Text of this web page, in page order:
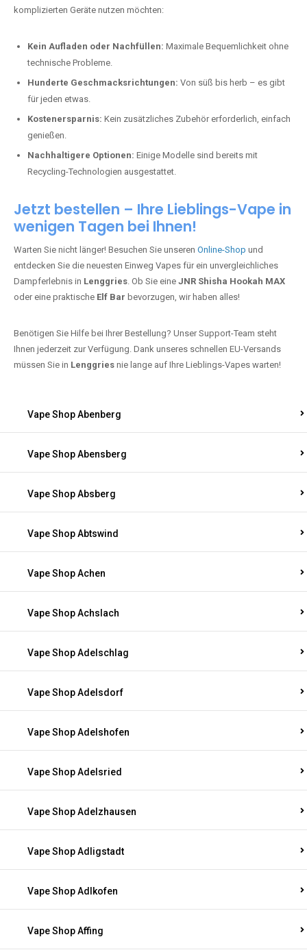
komplizierten Geräte nutzen möchten:
Kein Aufladen oder Nachfüllen: Maximale Bequemlichkeit ohne
technische Probleme.
Hunderte Geschmacksrichtungen: Von süß bis herb – es gibt
für jeden etwas.
Kostenersparnis: Kein zusätzliches Zubehör erforderlich, einfach
genießen.
Nachhaltigere Optionen: Einige Modelle sind bereits mit
Recycling-Technologien ausgestattet.
Jetzt bestellen – Ihre Lieblings-Vape in
wenigen Tagen bei Ihnen!
Warten Sie nicht länger! Besuchen Sie unseren Online-Shop und
entdecken Sie die neuesten Einweg Vapes für ein unvergleichliches
Dampferlebnis in Lenggries. Ob Sie eine JNR Shisha Hookah MAX
oder eine praktische Elf Bar bevorzugen, wir haben alles!
Benötigen Sie Hilfe bei Ihrer Bestellung? Unser Support-Team steht
Ihnen jederzeit zur Verfügung. Dank unseres schnellen EU-Versands
müssen Sie in Lenggries nie lange auf Ihre Lieblings-Vapes warten!
Vape Shop Abenberg
Vape Shop Abensberg
Vape Shop Absberg
Vape Shop Abtswind
Vape Shop Achen
Vape Shop Achslach
Vape Shop Adelschlag
Vape Shop Adelsdorf
Vape Shop Adelshofen
Vape Shop Adelsried
Vape Shop Adelzhausen
Vape Shop Adligstadt
Vape Shop Adlkofen
Vape Shop Affing